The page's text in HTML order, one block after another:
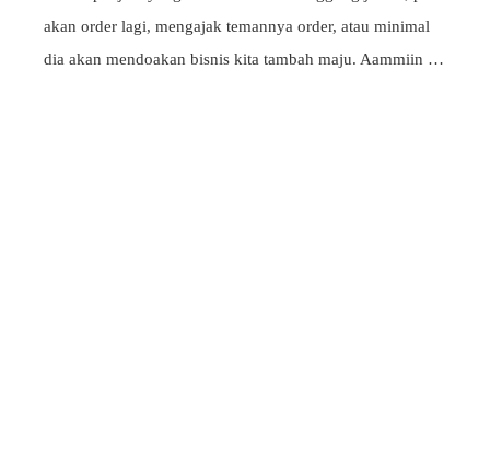
akan order lagi, mengajak temannya order, atau minimal
dia akan mendoakan bisnis kita tambah maju. Aammiin …